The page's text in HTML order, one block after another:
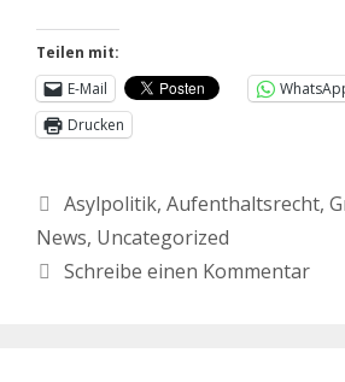
Teilen mit:
E-Mail
Drucken
Asylpolitik, Aufenthaltsrecht,
News, Uncategorized
Schreibe einen Kommentar